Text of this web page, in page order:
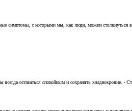
симптомы, с которыми мы, как люди, можем столкнуться
оставаться спокойным и сохранять хладнокровие. -